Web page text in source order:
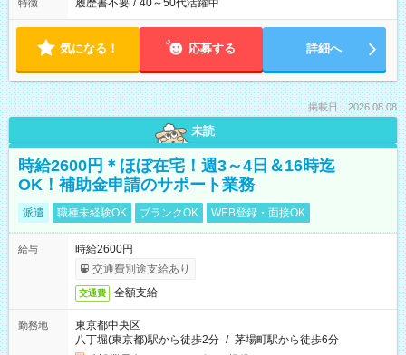
特徴 履歴書不要 / 40～50代活躍中
気になる！ 応募する 詳細へ
掲載日：2026.08.08
未読
時給2600円＊ほぼ在宅！週3～4日＆16時迄
OK！補助金申請のサポート業務
派遣 職種未経験OK ブランクOK WEB登録・面接OK
給与
時給2600円
交通費別途支給あり
交通費 全額支給
勤務地
東京都中央区
八丁堀(東京都)駅から徒歩2分 / 茅場町駅から徒歩6分